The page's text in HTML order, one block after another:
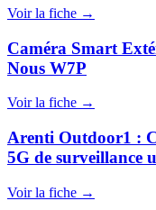
Voir la fiche →
Caméra Smart
Nous W7P
Voir la fiche →
Arenti Outdoor1 :
5G de surveillance
Voir la fiche →